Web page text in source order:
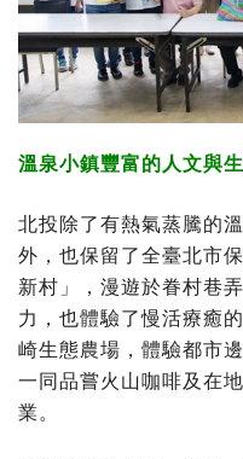
溫泉小鎮豐富的人文與
北投除了有熱氣蒸騰的
外，也保留了全臺北市
新村」，漫遊於眷村巷
力，也體驗了慢活療癒
崎生態農場，體驗都市
一同品嘗火山咖啡及在
業。